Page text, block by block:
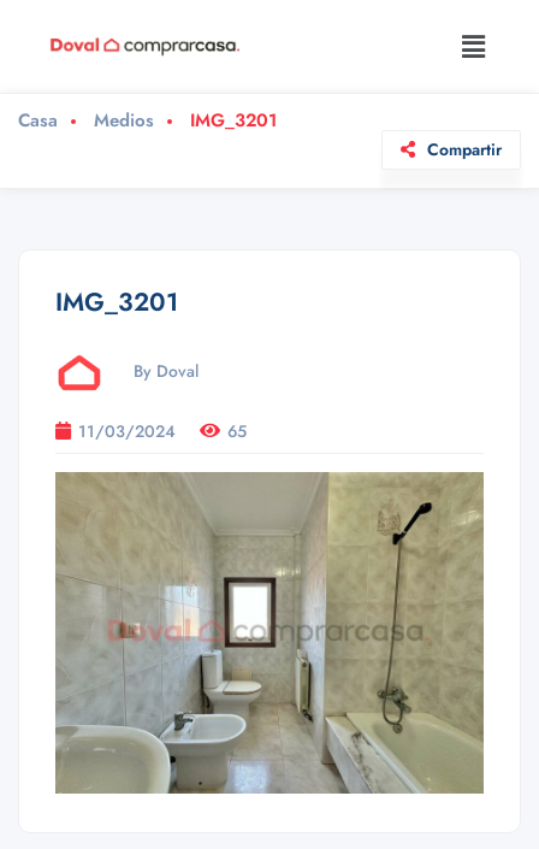
Casa Medios IMG_3201
Compartir
IMG_3201
By Doval
11/03/2024 65